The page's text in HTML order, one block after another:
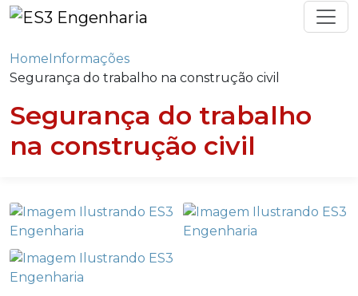
HomeInformações
Segurança do trabalho na construção civil
Segurança do trabalho
na construção civil